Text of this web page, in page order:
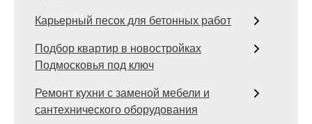
Карьерный песок для бетонных работ
Подбор квартир в новостройках
Подмосковья под ключ
Ремонт кухни с заменой мебели и
сантехнического оборудования